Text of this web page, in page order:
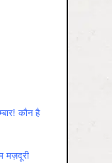
कौन है
मज़दूरी